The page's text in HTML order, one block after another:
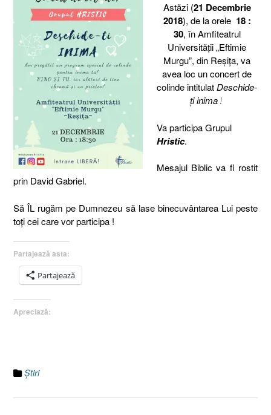
Astăzi (21 Decembrie
2018), de la orele 18 :
30, în Amfiteatrul
Universităţii „Eftimie
Murgu”, din Reşiţa, va
avea loc un concert de
colinde intitulatDeschide-
ţi inima!
Va participa Grupul
Hristic.
Mesajul Biblic va fi rostit
prin David Gabriel.
Să ÎL rugăm pe Dumnezeu să lase binecuvântarea Lui peste
toţi cei care vor participa !
Partajează asta:
Partajează
Apreciază:
Ştiri